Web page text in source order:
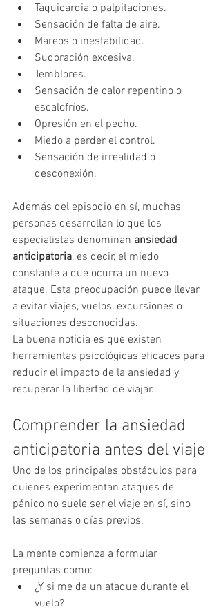
Taquicardia o palpitaciones.
Sensación de falta de aire.
Mareos o inestabilidad.
Sudoración excesiva.
Temblores.
Sensación de calor repentino o
escalofríos.
Opresión en el pecho.
Miedo a perder el control.
Sensación de irrealidad o
desconexión.
Además del episodio en sí, muchas
personas desarrollan lo que los
especialistas denominan ansiedad
anticipatoria, es decir, el miedo
constante a que ocurra un nuevo
ataque. Esta preocupación puede llevar
a evitar viajes, vuelos, excursiones o
situaciones desconocidas.
La buena noticia es que existen
herramientas psicológicas eficaces para
reducir el impacto de la ansiedad y
recuperar la libertad de viajar.
Comprender la ansiedad
anticipatoria antes del viaje
Uno de los principales obstáculos para
quienes experimentan ataques de
pánico no suele ser el viaje en sí, sino
las semanas o días previos.
La mente comienza a formular
preguntas como:
¿Y si me da un ataque durante el
vuelo?